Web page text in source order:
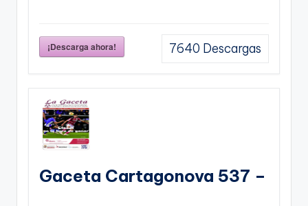
¡Descarga ahora! 7640 Descargas
Gaceta Cartagonova 537 –